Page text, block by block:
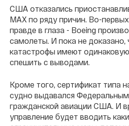
США отказались
МАХ по ряду причин. Во-
правде в глаза - Boeing
самолеты. И пока не доказано,
катастрофы имеют
спешить с выводами.
Кроме того, сертификат типа
судно выдавался
гражданской авиации США. И
управление будет вводить